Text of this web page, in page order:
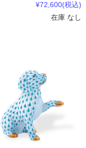
¥72,600(税込)
在庫 なし